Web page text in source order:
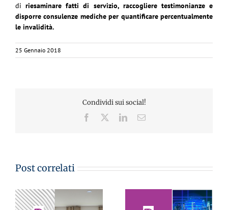
diriesaminare fatti di servizio, raccogliere testimonianze e
disporre consulenze mediche per quantificare percentualmente
le invalidità.
25 Gennaio 2018
Condividi sui social!
Facebook LinkedInEmail
Post correlati